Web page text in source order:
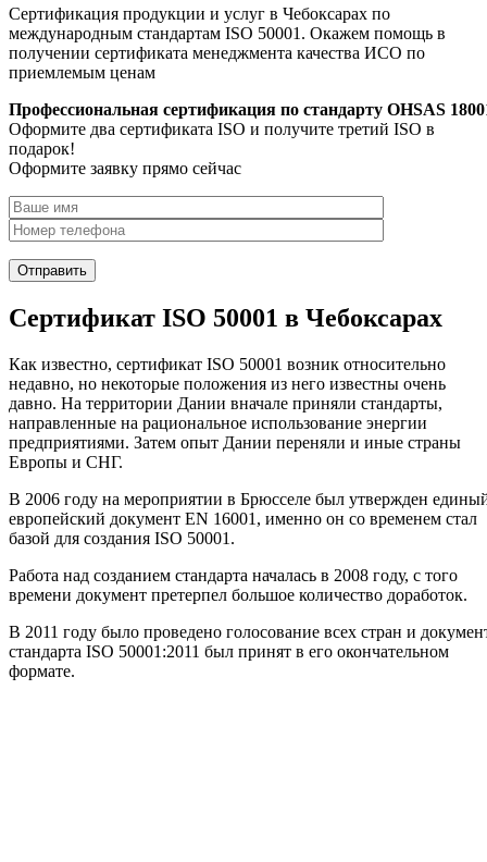
Сертификация продукции и услуг в Чебоксарах по
международным стандартам ISO 50001. Окажем помощь в
получении сертификата менеджмента качества ИСО по
приемлемым ценам
Профессиональная сертификация по стандарту OHSAS
Оформите два сертификата ISO и получите третий ISO в
подарок!
Оформите заявку прямо сейчас
Сертификат ISO 50001 в Чебоксарах
Как известно, сертификат ISO 50001 возник относительно
недавно, но некоторые положения из него известны очень
давно. На территории Дании вначале приняли стандарты,
направленные на рациональное использование энергии
предприятиями. Затем опыт Дании переняли и иные страны
Европы и СНГ.
В 2006 году на мероприятии в Брюсселе был утвержден
европейский документ EN 16001, именно он со временем стал
базой для создания ISO 50001.
Работа над созданием стандарта началась в 2008 году, с того
времени документ претерпел большое количество доработок.
В 2011 году было проведено голосование всех стран и
стандарта ISO 50001:2011 был принят в его окончательном
формате.